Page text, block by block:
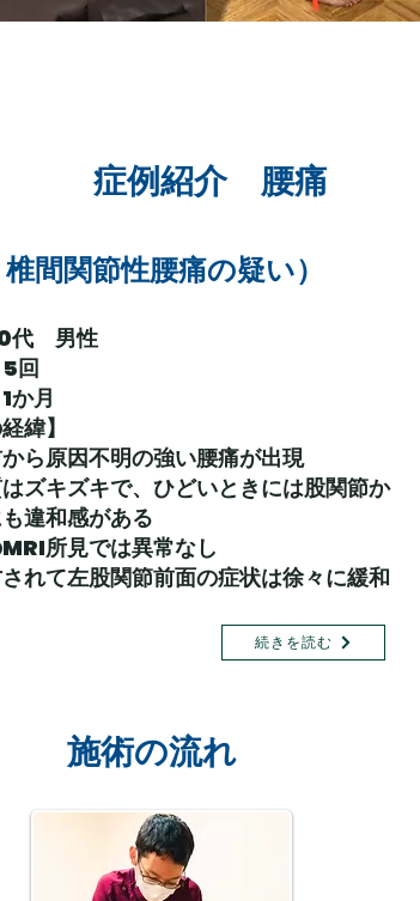
​症例紹介 腰痛
間関節性腰痛の疑い）
代 男性
5回
か月
緯】
ら原因不明の強い腰痛が出現
はズキズキで、ひどいときには股関節か
違和感がある
MRI所見では異常なし
されて左股関節前面の症状は徐々に緩和
続きを読む
施術の流れ